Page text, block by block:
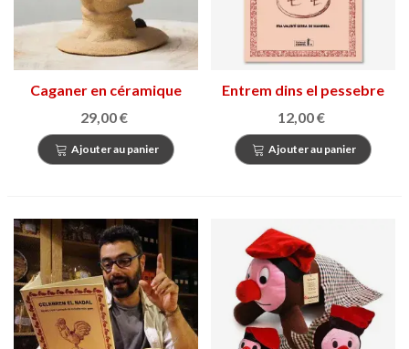
Caganer en céramique
29,00 €
Ajouter au panier
Entrem dins el pessebre
12,00 €
Ajouter au panier